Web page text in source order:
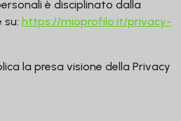
è disciplinato dalla
su: https://mioprofilo.it/privacy-
la presa visione della Privacy